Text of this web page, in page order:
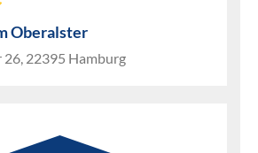
Oberalster
22395 Hamburg